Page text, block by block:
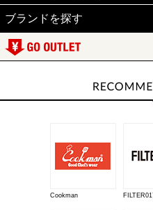
ブランドを探す
Cookman